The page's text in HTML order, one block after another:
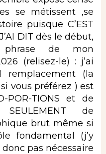
se métissent ,se
puisque C’EST
DIT dès le début,
de mon
(relisez-le) : j’ai
(la
vous préférez ) est
POR-TIONS et de
de
brut même si
fondamental (j’y
donc pas nécessaire